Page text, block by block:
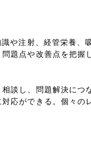
や注射、経管栄養
題点や改善点を把握
談し、問題解決に
応ができる。個々